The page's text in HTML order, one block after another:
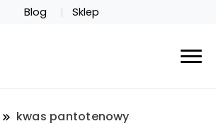
Blog Sklep
kwas pantotenowy